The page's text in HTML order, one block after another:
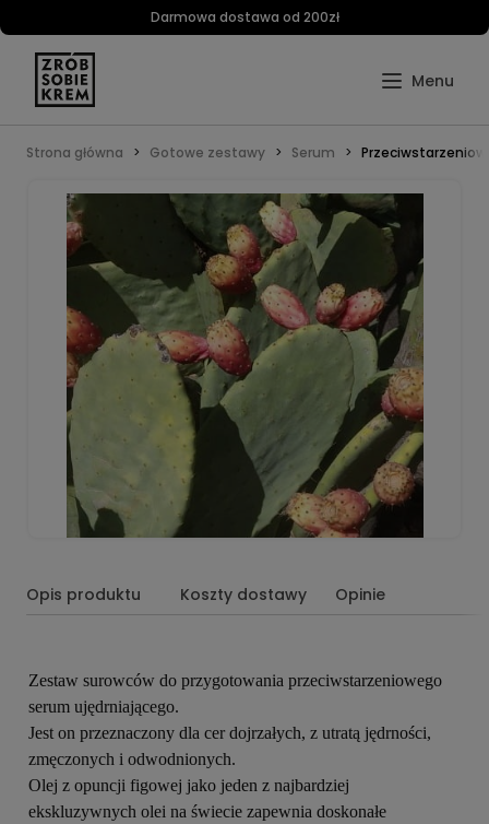
Darmowa dostawa od 200zł
Strona główna Gotowe zestawy Serum
Opis produktu Koszty dostawy Opinie
Zestaw surowców do przygotowania przeciwstarzeniowego
serum ujędrniającego.
Jest on przeznaczony dla cer dojrzałych, z utratą jędrności,
zmęczonych i odwodnionych.
Olej z opuncji figowej jako jeden z najbardziej
ekskluzywnych olei na świecie zapewnia doskonałe